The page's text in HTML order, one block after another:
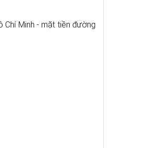
Chí Minh - mặt tiền đường